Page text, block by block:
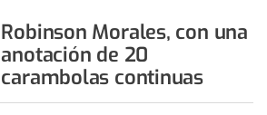
Robinson Morales, con una
anotación de 20
carambolas continuas